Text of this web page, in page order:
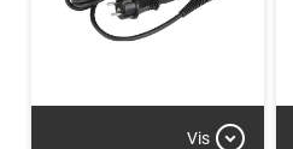
Vis